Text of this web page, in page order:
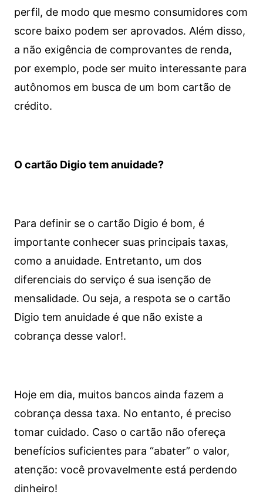
perfil, de modo que mesmo consumidores com
score baixo podem ser aprovados. Além disso,
a não exigência de comprovantes de renda,
por exemplo, pode ser muito interessante para
autônomos em busca de um bom cartão de
crédito.
O cartão Digio tem anuidade?
Para definir se o cartão Digio é bom, é
importante conhecer suas principais taxas,
como a anuidade. Entretanto, um dos
diferenciais do serviço é sua isenção de
mensalidade. Ou seja, a respota se o cartão
Digio tem anuidade é que não existe a
cobrança desse valor!.
Hoje em dia, muitos bancos ainda fazem a
cobrança dessa taxa. No entanto, é preciso
tomar cuidado. Caso o cartão não ofereça
benefícios suficientes para “abater” o valor,
atenção: você provavelmente está perdendo
dinheiro!